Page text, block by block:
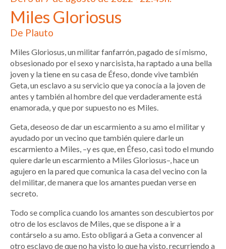
Miles Gloriosus
De Plauto
Miles Gloriosus, un militar fanfarrón, pagado de sí mismo,
obsesionado por el sexo y narcisista, ha raptado a una bella
joven y la tiene en su casa de Éfeso, donde vive también
Geta, un esclavo a su servicio que ya conocía a la joven de
antes y también al hombre del que verdaderamente está
enamorada, y que por supuesto no es Miles.
Geta, deseoso de dar un escarmiento a su amo el militar y
ayudado por un vecino que también quiere darle un
escarmiento a Miles, –y es que, en Éfeso, casi todo el mundo
quiere darle un escarmiento a Miles Gloriosus–, hace un
agujero en la pared que comunica la casa del vecino con la
del militar, de manera que los amantes puedan verse en
secreto.
Todo se complica cuando los amantes son descubiertos por
otro de los esclavos de Miles, que se dispone a ir a
contárselo a su amo. Esto obligará a Geta a convencer al
otro esclavo de que no ha visto lo que ha visto, recurriendo a